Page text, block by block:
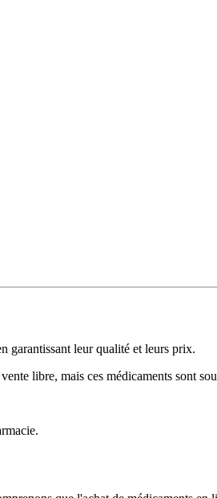
garantissant leur qualité et leurs prix.
libre, mais ces médicaments sont